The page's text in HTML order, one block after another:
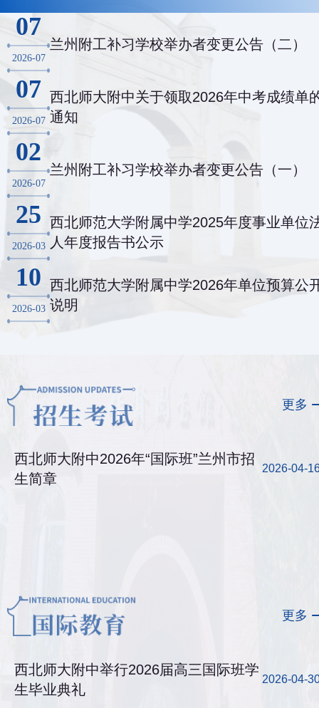
07
2026-07
兰州附工补习学校举办者变更公告（二）
07
2026-07
西北师大附中关于领取2026年中考成绩单
通知
02
2026-07
兰州附工补习学校举办者变更公告（一）
25
2026-03
西北师范大学附属中学2025年度事业单位
人年度报告书公示
10
2026-03
西北师范大学附属中学2026年单位预算公
说明
更多
西北师大附中2026年“国际班”兰州市招
生简章
2026-04-
更多
西北师大附中举行2026届高三国际班学
生毕业典礼
2026-04-